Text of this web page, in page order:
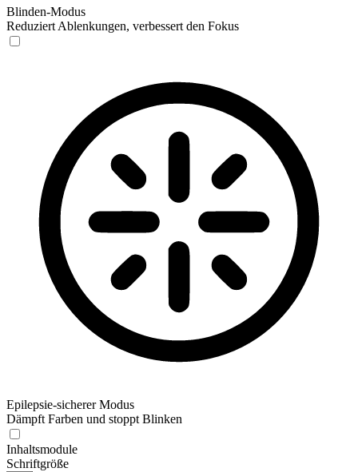
Blinden-Modus
Reduziert Ablenkungen, verbessert den Fokus
Epilepsie-sicherer Modus
Dämpft Farben und stoppt Blinken
Inhaltsmodule
Schriftgröße